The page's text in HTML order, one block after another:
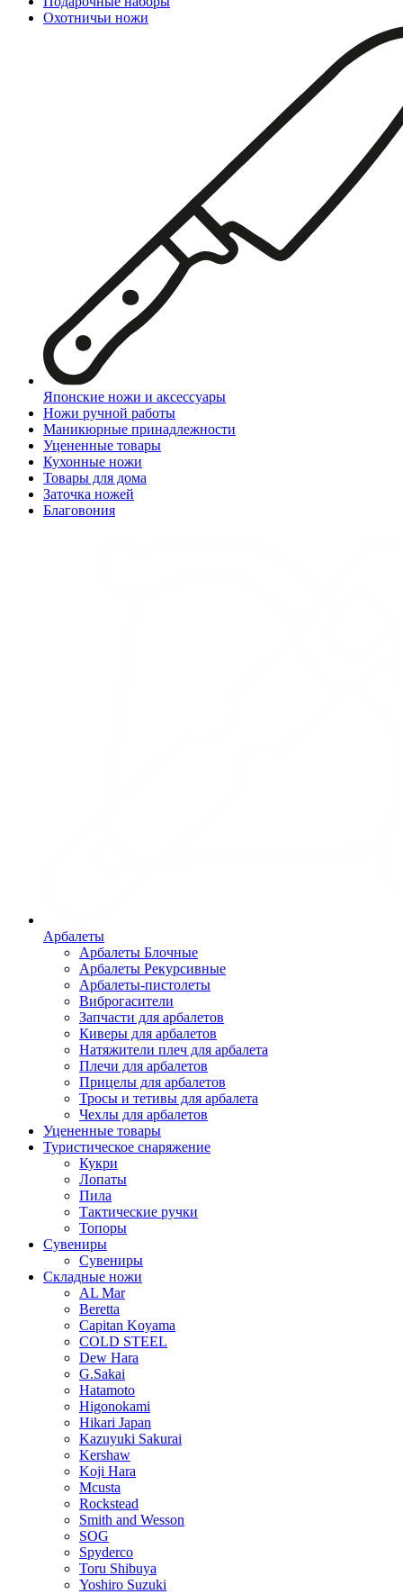
Охотничьи ножи
Японские ножи и аксессуары
Ножи ручной работы
Маникюрные принадлежности
Уцененные товары
Кухонные ножи
Товары для дома
Заточка ножей
Благовония
Арбалеты
Арбалеты Блочные
Арбалеты Рекурсивные
Арбалеты-пистолеты
Виброгасители
Запчасти для арбалетов
Киверы для арбалетов
Натяжители плеч для арбалета
Плечи для арбалетов
Прицелы для арбалетов
Тросы и тетивы для арбалета
Чехлы для арбалетов
Уцененные товары
Туристическое снаряжение
Кукри
Лопаты
Пила
Тактические ручки
Топоры
Сувениры
Сувениры
Складные ножи
AL Mar
Beretta
Capitan Koyama
COLD STEEL
Dew Hara
G.Sakai
Hatamoto
Higonokami
Hikari Japan
Kazuyuki Sakurai
Kershaw
Koji Hara
Mcusta
Rockstead
Smith and Wesson
SOG
Spyderco
Toru Shibuya
Yoshiro Suzuki